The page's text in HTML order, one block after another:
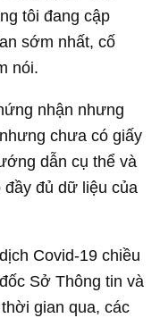
tôi đang cập
sớm nhất, cố
nói.
nhận nhưng
chưa có giấy
dẫn cụ thể và
đủ dữ liệu của
Covid-19 chiều
Sở Thông tin và
gian qua, các